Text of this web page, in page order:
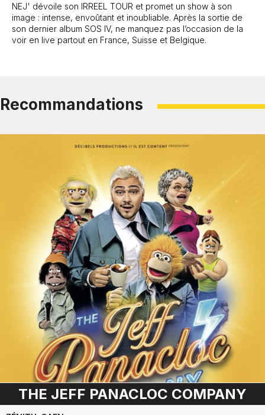
NEJ' dévoile son IRREEL TOUR et promet un show à son
image : intense, envoûtant et inoubliable. Après la sortie de
son dernier album SOS IV, ne manquez pas l’occasion de la
voir en live partout en France, Suisse et Belgique.
Recommandations
THE JEFF PANACLOC COMPANY